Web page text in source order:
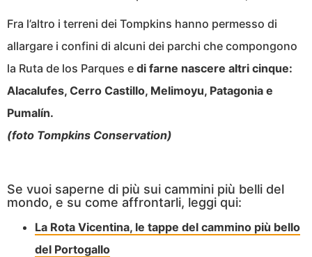
Fra l’altro i terreni dei Tompkins hanno permesso di
allargare i confini di alcuni dei parchi che compongono
la Ruta de los Parques e di farne nascere altri cinque:
Alacalufes, Cerro Castillo, Melimoyu, Patagonia e
Pumalín.
(foto Tompkins Conservation)
Se vuoi saperne di più sui cammini più belli del
mondo, e su come affrontarli, leggi qui:
La Rota Vicentina, le tappe del cammino più bello
del Portogallo